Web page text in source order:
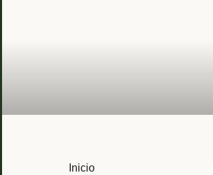
Brigada Disciplinaria de Melilla
Español de
Inicio